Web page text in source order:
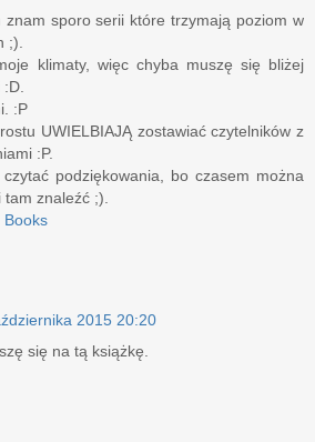
znam sporo serii które trzymają poziom w
;).
klimaty, więc chyba muszę się bliżej
:P
UWIELBIAJĄ zostawiać czytelników z
:P.
podziękowania, bo czasem można
znaleźć ;).
Books
2015 20:20
się na tą książkę.